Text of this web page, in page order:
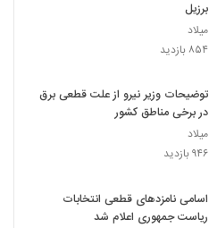
برزیل
میلاد
۸۵۴ بازدید
توضیحات وزیر نیرو از علت قطعی برق
در برخی مناطق کشور
میلاد
۹۴۶ بازدید
اسامی نامزدهای قطعی انتخابات
ریاست جمهوری اعلام شد